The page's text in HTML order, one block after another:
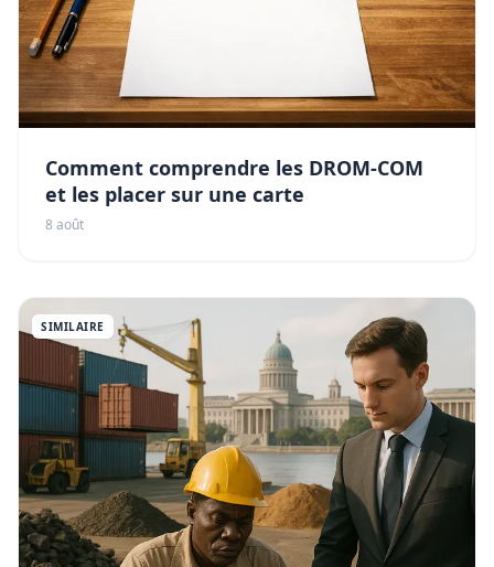
Comment comprendre les DROM-COM
et les placer sur une carte
8 août
SIMILAIRE